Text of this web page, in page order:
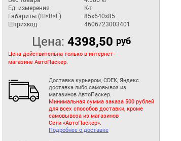
Ед. измерения
К-т
Габариты (Ш×В×Г)
85x640x85
Штрихкод
4606723003401
Цена: 4398,50 руб
Цена действительна только в интернет-
магазине АвтоПаскер.
Доставка курьером, CDEK, Яндекс
доставка либо самовывоз из
магазинов АвтоПаскер.
Минимальная сумма заказа 500 рублей
для всех способов доставки, кроме
самовывоза из магазинов
Сети «АвтоПаскер».
Подробнее о доставке